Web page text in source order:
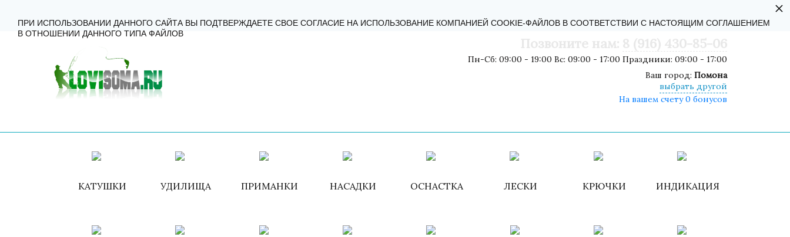
Пн-Сб: 09:00 - 19:00 Вс: 09:00 - 17:00 Праздники: 09:00 - 17:00
Ваш город: Помона
выбрать другой
На вашем счету 0 бонусов
КАТУШКИ УДИЛИЩА ПРИМАНКИ НАСАДКИ ОСНАСТКА ЛЕСКИ КРЮЧКИ ИНДИКАЦИЯ
ПРИ ИСПОЛЬЗОВАНИИ ДАННОГО САЙТА ВЫ ПОДТВЕРЖДАЕТЕ СВОЕ СОГЛАСИЕ НА ИСПОЛЬЗОВАНИЕ КОМПАНИЕЙ COOKIE-ФАЙЛОВ В СООТВЕТСТВИИ С НАСТОЯЩИМ СОГЛАШЕНИЕМ
В ОТНОШЕНИИ ДАННОГО ТИПА ФАЙЛОВ
×